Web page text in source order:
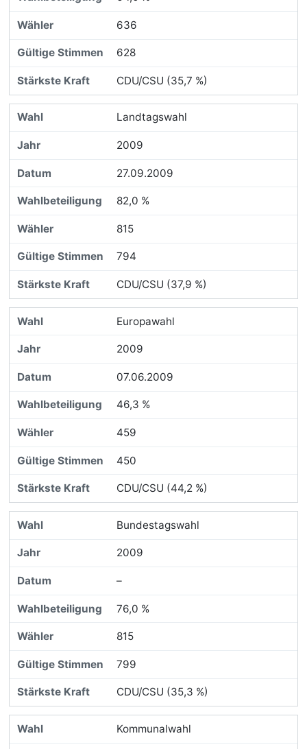
636
628
CDU/CSU (35,7 %)
Landtagswahl
2009
27.09.2009
82,0 %
815
794
CDU/CSU (37,9 %)
Europawahl
2009
07.06.2009
46,3 %
459
450
CDU/CSU (44,2 %)
Bundestagswahl
2009
–
76,0 %
815
799
CDU/CSU (35,3 %)
Kommunalwahl